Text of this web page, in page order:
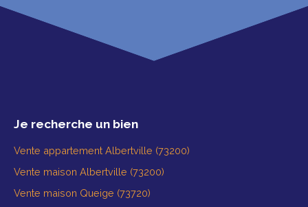
Je recherche un bien
Vente appartement Albertville (73200)
Vente maison Albertville (73200)
Vente maison Queige (73720)